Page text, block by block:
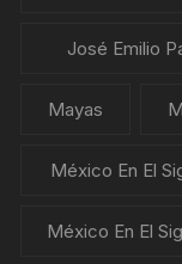
José Emilio
Mayas
México En El
México En El